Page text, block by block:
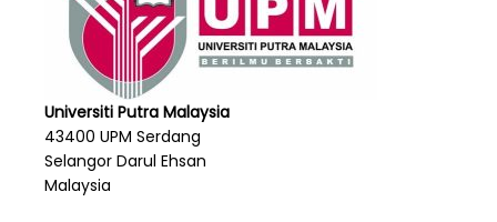
Universiti Putra Malaysia
43400 UPM Serdang
Selangor Darul Ehsan
Malaysia